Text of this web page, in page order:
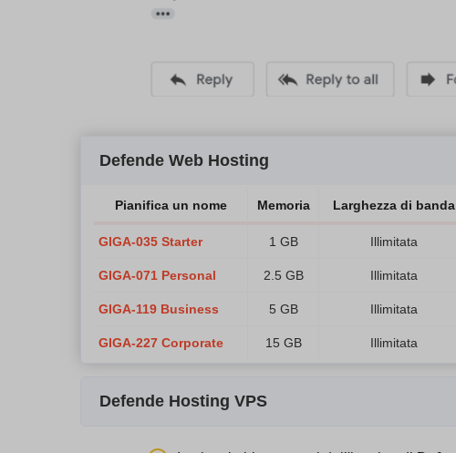
Defende Web Hosting
Pianifica un nome Memoria Larghezza di banda
GIGA-035 Starter 1 GB Illimitata
GIGA-071 Personal 2.5 GB Illimitata
GIGA-119 Business 5 GB Illimitata
GIGA-227 Corporate 15 GB Illimitata
Defende Hosting VPS
Pianifica un nome